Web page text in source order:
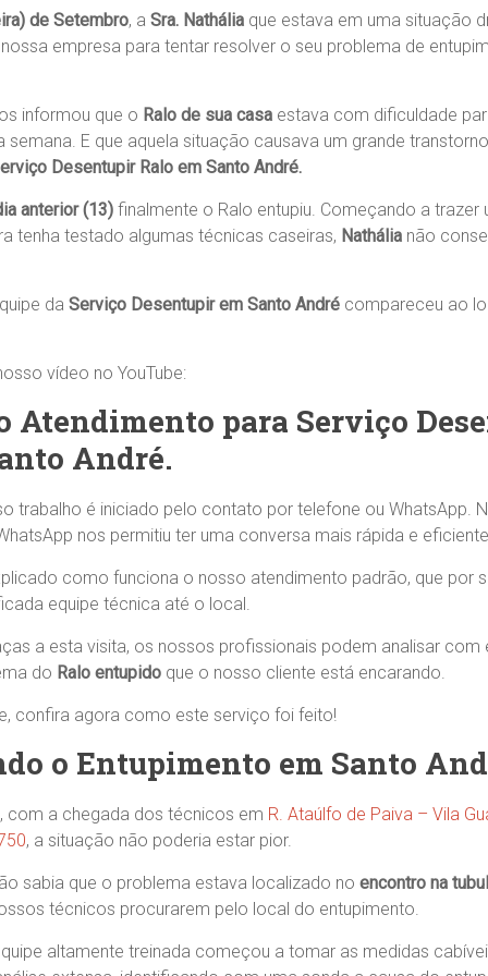
de Setembro, a Sra. Nathália que estava em uma situação
empresa para tentar resolver o seu problema de
informou que o Ralo de sua casa estava com dificuldade
semana. E que aquela situação causava um grande
Desentupir Ralo em Santo André.
anterior (13) finalmente o Ralo entupiu. Começando a trazer
tenha testado algumas técnicas caseiras, Nathália não
da Serviço Desentupir em Santo André compareceu ao
vídeo no YouTube:
Atendimento para Serviço
André.
trabalho é iniciado pelo contato por telefone ou WhatsApp.
nos permitiu ter uma conversa mais rápida e
como funciona o nosso atendimento padrão, que por
equipe técnica até o local.
a esta visita, os nossos profissionais podem analisar com
do Ralo entupido que o nosso cliente está encarando.
confira agora como este serviço foi feito!
o Entupimento em Santo
com a chegada dos técnicos em R. Ataúlfo de Paiva – Vila
, a situação não poderia estar pior.
sabia que o problema estava localizado no encontro na
técnicos procurarem pelo local do entupimento.
altamente treinada começou a tomar as medidas